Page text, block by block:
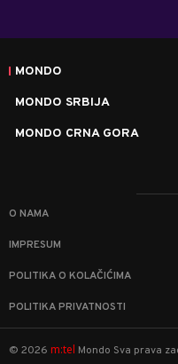
MONDO
MONDO SRBIJA
MONDO CRNA GORA
O NAMA
IMPRESUM
POLITIKA O KOLAČIĆIMA
POLITIKA PRIVATNOSTI
© 2026 m:tel Mondo Sva prava